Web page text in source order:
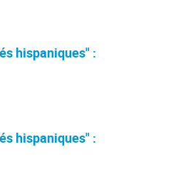
hispaniques" :
hispaniques" :